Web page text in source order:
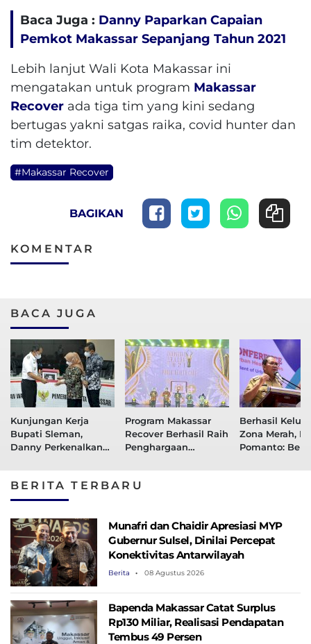
Baca Juga : Danny Paparkan Capaian
Pemkot Makassar Sepanjang Tahun 2021
Lebih lanjut Wali Kota Makassar ini
mengatakan untuk program Makassar
Recover ada tiga tim yang kini sedang
bertugas yakni satgas raika, covid hunter dan
tim detektor.
#Makassar Recover
BAGIKAN
KOMENTAR
BACA JUGA
Kunjungan Kerja
Bupati Sleman,
Danny Perkenalkan
Program Makassar
Recover Berhasil Raih
Penghargaan
Berhasil
Zona Merah,
Pomanto:
BERITA TERBARU
Munafri dan Chaidir Apresiasi MYP
Gubernur Sulsel, Dinilai Percepat
Konektivitas Antarwilayah
Berita 08 Agustus 2026
Bapenda Makassar Catat Surplus
Rp130 ​​Miliar, Realisasi Pendapatan
Tembus 49 Persen